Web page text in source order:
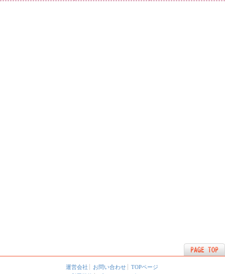
運営会社 お問い合わせ
TOPページ